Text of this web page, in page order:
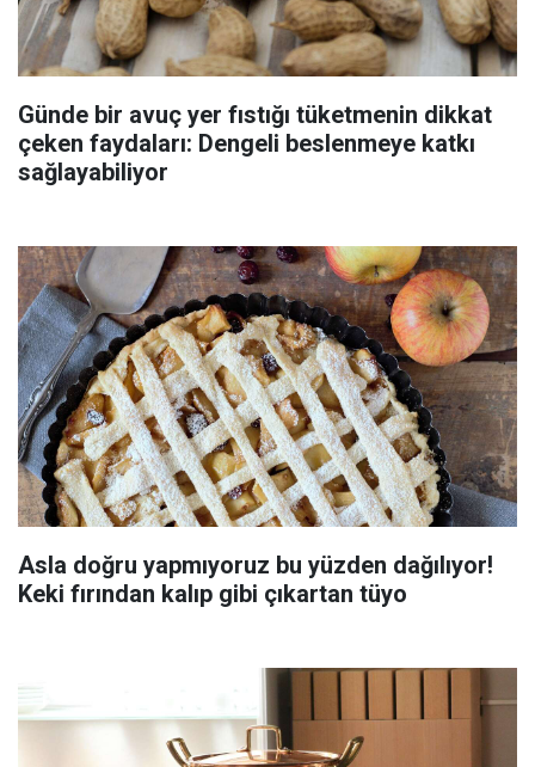
Günde bir avuç yer fıstığı tüketmenin dikkat
çeken faydaları: Dengeli beslenmeye katkı
sağlayabiliyor
Asla doğru yapmıyoruz bu yüzden dağılıyor!
Keki fırından kalıp gibi çıkartan tüyo